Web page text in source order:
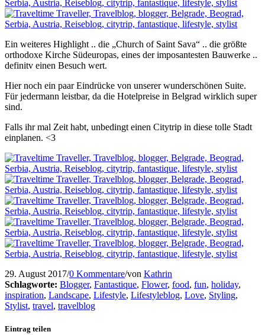
Ein weiteres Highlight .. die „Church of Saint Sava“ .. die größte
orthodoxe Kirche Südeuropas, eines der imposantesten Bauwerke ..
definitv einen Besuch wert.
Hier noch ein paar Eindrücke von unserer wunderschönen Suite.
Für jedermann leistbar, da die Hotelpreise in Belgrad wirklich super
sind.
Falls ihr mal Zeit habt, unbedingt einen Citytrip in diese tolle Stadt
einplanen. <3
29. August 2017/0 Kommentare/von Kathrin
Schlagworte: Blogger, Fantastique, Flower, food, fun, holiday,
inspiration, Landscape, Lifestyle, Lifestyleblog, Love, Styling,
Stylist, travel, travelblog
Eintrag teilen